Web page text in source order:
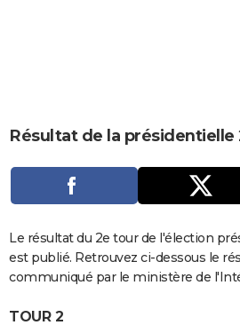
CARTE DE VOEUX
DICTIONNAIRE
Dictionnaire
Biographies
Expressions
Proverbes
PROGRAMME TV
COPAINS D'AVANT
S'inscrire
Se connecter
Lycées
Collèges
Primaires
Universités
Entreprises
Service militaire
Avis de recherche
AVIS DE DÉCÈS
FORUM
Résultat de la présidentielle
Le résultat du 2e tour de l'élection
est publié. Retrouvez ci-dessous le
communiqué par le ministère de
TOUR 2